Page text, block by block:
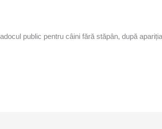
public pentru câini fără stăpân, după